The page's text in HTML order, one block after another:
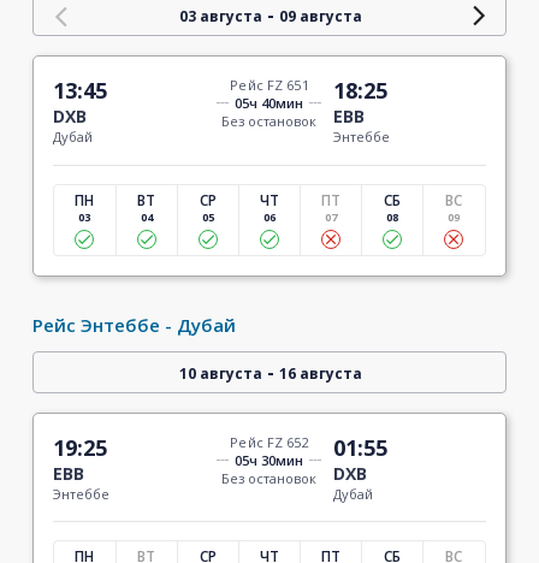
03 августа - 09 августа
13:45
DXB
Дубай
Рейс FZ 651
05ч 40мин
Без остановок
18:25
EBB
Энтеббе
ПН
03
ВТ
04
СР
05
ЧТ
06
ПТ
07
СБ
08
ВС
09
Рейс Энтеббе - Дубай
10 августа - 16 августа
19:25
EBB
Энтеббе
Рейс FZ 652
05ч 30мин
Без остановок
01:55
DXB
Дубай
ПН ВТ СР ЧТ ПТ СБ ВС